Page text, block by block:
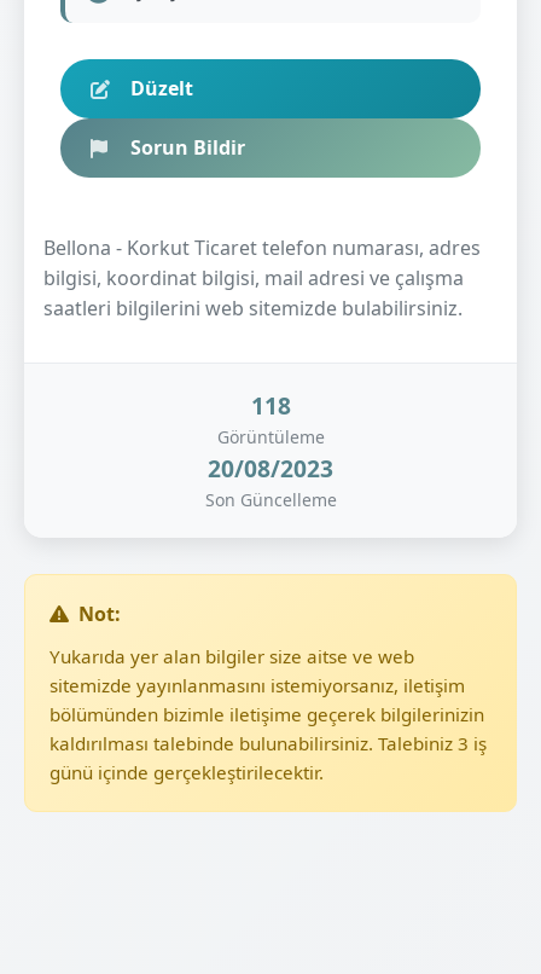
Düzelt
Sorun Bildir
Bellona - Korkut Ticaret telefon numarası, adres
bilgisi, koordinat bilgisi, mail adresi ve çalışma
saatleri bilgilerini web sitemizde bulabilirsiniz.
118
Görüntüleme
20/08/2023
Son Güncelleme
Not:
Yukarıda yer alan bilgiler size aitse ve web
sitemizde yayınlanmasını istemiyorsanız, iletişim
bölümünden bizimle iletişime geçerek bilgilerinizin
kaldırılması talebinde bulunabilirsiniz. Talebiniz 3 iş
günü içinde gerçekleştirilecektir.